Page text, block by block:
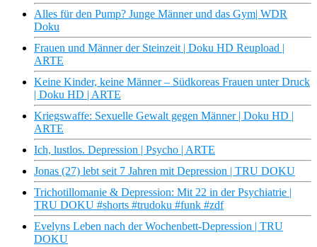
Alles für den Pump? Junge Männer und das Gym| WDR
Doku
Frauen und Männer der Steinzeit | Doku HD Reupload |
ARTE
Keine Kinder, keine Männer – Südkoreas Frauen unter Druck
| Doku HD | ARTE
Kriegswaffe: Sexuelle Gewalt gegen Männer | Doku HD |
ARTE
Ich, lustlos. Depression | Psycho | ARTE
Jonas (27) lebt seit 7 Jahren mit Depression | TRU DOKU
Trichotillomanie & Depression: Mit 22 in der Psychiatrie |
TRU DOKU #shorts #trudoku #funk #zdf
Evelyns Leben nach der Wochenbett-Depression | TRU
DOKU